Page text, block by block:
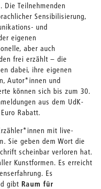
. Die Teilnehmenden
Sensibilisierung,
und
eigenen
aber auch
frei erzählt – die
dabei, ihre eigenen
Autor*innen und
können sich bis zum 30.
aus dem UdK-
Rabatt.
mit live-
Sie geben dem Wort die
scheinbar verloren hat.
Kunstformen. Es erreicht
Es
gibt Raum für